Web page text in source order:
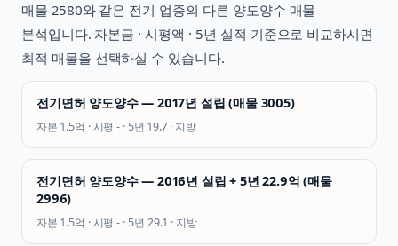
매물 2580와 같은 전기 업종의 다른 양도양수 매물
분석입니다. 자본금 · 시평액 · 5년 실적 기준으로 비교하시면
최적 매물을 선택하실 수 있습니다.
전기면허 양도양수 — 2017년 설립 (매물 3005)
자본 1.5억 · 시평- · 5년19.7· 지방
전기면허 양도양수 — 2016년 설립 + 5년 22.9억 (매물
2996)
자본 1.5억 · 시평- · 5년29.1 · 지방